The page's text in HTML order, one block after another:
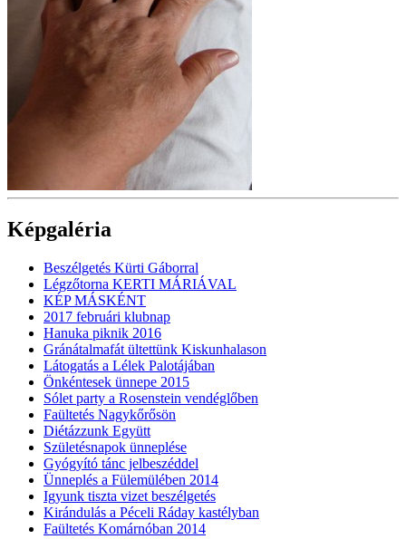
Képgaléria
Beszélgetés Kürti Gáborral
Légzőtorna KERTI MÁRIÁVAL
KÉP MÁSKÉNT
2017 februári klubnap
Hanuka piknik 2016
Gránátalmafát ültettünk Kiskunhalason
Látogatás a Lélek Palotájában
Önkéntesek ünnepe 2015
Sólet party a Rosenstein vendéglőben
Faültetés Nagykőrősön
Diétázzunk Együtt
Születésnapok ünneplése
Gyógyító tánc jelbeszéddel
Ünneplés a Fülemülében 2014
Igyunk tiszta vizet beszélgetés
Kirándulás a Péceli Ráday kastélyban
Faültetés Komárnóban 2014